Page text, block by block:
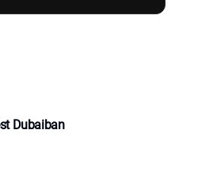
Dubaiban